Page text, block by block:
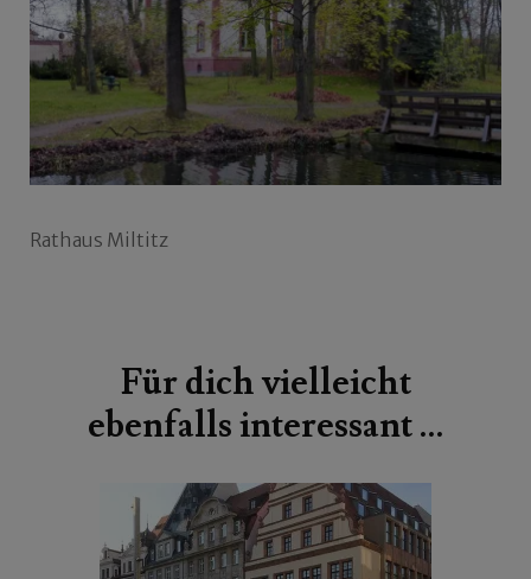
Rathaus Miltitz
Für dich vielleicht
ebenfalls interessant …